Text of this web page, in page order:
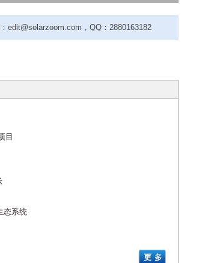
edit@solarzoom.com，QQ：2880163182
目
态系统